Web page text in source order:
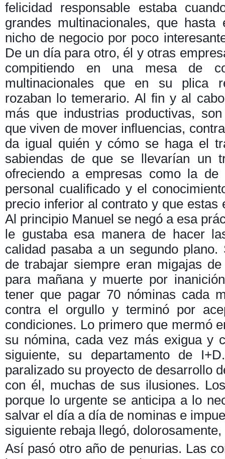
felicidad responsable estaba
grandes multinacionales, que hasta
nicho de negocio por poco
De un día para otro, él y otras
compitiendo en una mesa de
multinacionales que en su plica
rozaban lo temerario. Al fin y al
más que industrias productivas,
que viven de mover influencias,
da igual quién y cómo se haga el
sabiendas de que se llevarían un
ofreciendo a empresas como la
personal cualificado y el
precio inferior al contrato y que estas
Al principio Manuel se negó a esa
le gustaba esa manera de hacer
calidad pasaba a un segundo
de trabajar siempre eran migajas
para mañana y muerte por
tener que pagar 70 nóminas cada
contra el orgullo y terminó por
condiciones. Lo primero que mermó
su nómina, cada vez más exigua y
siguiente, su departamento de
paralizado su proyecto de desarrollo
con él, muchas de sus ilusiones.
porque lo urgente se anticipa a lo
salvar el día a día de nominas e
siguiente rebaja llegó,
Así pasó otro año de penurias. Las